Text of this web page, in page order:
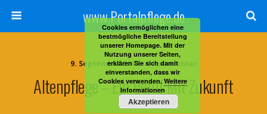
www.Portalpflege.de
9. September 2014 • 1 Kommentar
Altenpflege – Ein Beruf Mit Zukunft
Cookies ermöglichen eine
bestmögliche Bereitstellung
unserer Homepage. Mit der
Nutzung unserer Seiten,
erklären Sie sich damit
einverstanden, dass wir
Cookies verwenden.Weitere
Informationen
Akzeptieren